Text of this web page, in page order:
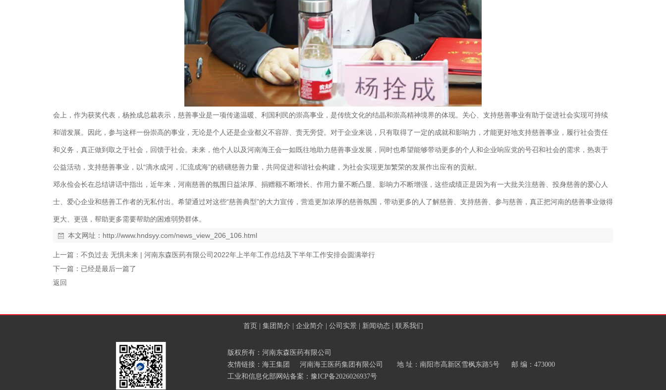
会上，作为获奖代表，杨拴成总裁表示，慈善事业是一项传递温暖、利国利民的崇高事业，是传统文化的结晶和崇高精神境界的体现。关心、支持慈善事业有助于促进社会实现可持续
和谐发展。因此，参与这样一份崇高的事业，无论是个人还是企业都义不容辞、责无旁贷。对于企业来说，只有取得了一定的成就和影响力，才能更好地支持慈善事业，履行社会责任
和义务，真正做到取之于社会，回馈于社会。未来，他个人以及河南海王会一如既往地助力慈善事业发展，同时也希望能够带动更多的个人和企业响应党的号召和社会的需求，热衷于
公益活动，支持慈善事业，以“滴水成河，汇流成海”的磅礴慈善力量，共同促进和谐社会构建，为社会实现更加繁荣的发展作出应有的贡献。
邓永俭会长在总结讲话中指出，近年来，河南慈善的氛围日益浓厚、捐赠额不断增长、作用力量不断凸显、影响力不断增强，这些成绩正是因为有一大批关注慈善、投身慈善的爱心人
士、爱心企业和慈善工作者的无私付出。希望通过对这些“慈善典型”的大力宣传，营造更加浓厚的慈善氛围，带动更多的人了解慈善、支持慈善、参与慈善，真正把河南的慈善事业做得
更大、更强，帮助更多需要帮助的困难弱势群体。
本文网址： http://www.hndsyy.com/news_view_206_106.html
上一篇： 不负过去 无惧未来 | 河南东森医药有限公司2022年上半年工作总结及下半年工作安排会圆满举行
下一篇：已经是最后一篇了
返回
首页 集团简介 企业简介 公司实景| 新闻动态| 联系我们
版权所有：河南东森医药有限公司
友情链接： 海王集团 河南海王医药集团有限公司
地 址：南阳市高新区雪枫东路5号 邮 编：473000
工业和信息化部网站备案： 豫ICP备2026026937号